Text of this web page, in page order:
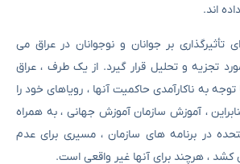
اند.
تأثیرگذاری بر جوانان و نوجوانان در عراق می
تجزیه و تحلیل قرار گیرد. از یک طرف ، عراق
به ناکارآمدی حاکمیت آنها ، رویاهای خود را
، آموزش سازمان آموزش جهانی ، به همراه
در برنامه های سازمان ، مسیری برای عدم
، هرچند برای آنها غیر واقعی است.